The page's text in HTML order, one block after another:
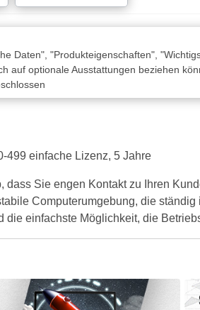
Daten", "Produkteigenschaften",
auf optionale Ausstattungen beziehen
499 einfache Lizenz, 5 Jahre
Sie engen Kontakt zu Ihren
Computerumgebung, die
einfachste Möglichkeit, die